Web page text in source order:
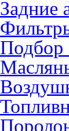
Задние
Подбор